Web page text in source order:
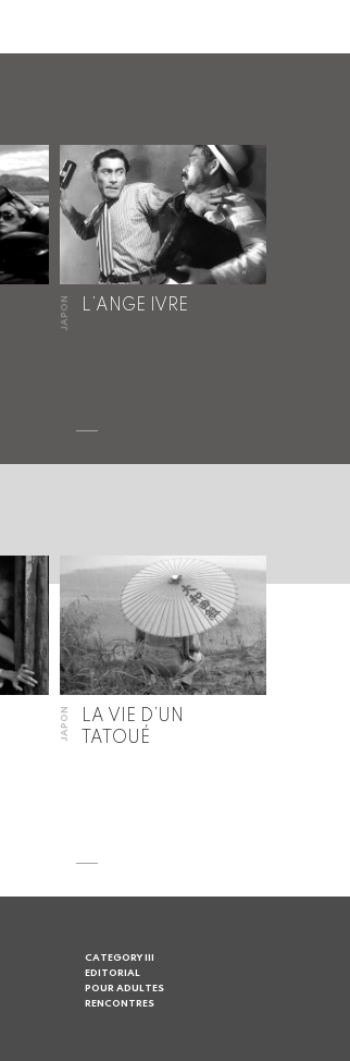
JAPON L’ANGE IVRE
JAPON
LA VIE D’UN
TATOUÉ
CATEGORY III
EDITORIAL
POUR ADULTES
RENCONTRES